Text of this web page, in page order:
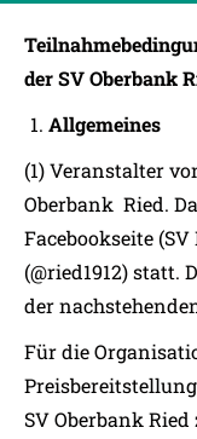
derSV Oberbank
Allgemeines
(1) Veranstalter
Oberbank Ried.
Facebookseite
(@ried1912) statt.
der
Für die
SV Oberbank